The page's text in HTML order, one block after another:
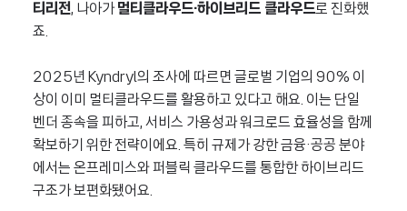
티리전, 나아가멀티클라우드·하이브리드 클라우드로 진화했
죠.
2025년 Kyndryl의 조사에 따르면 글로벌 기업의 90% 이
상이 이미 멀티클라우드를 활용하고 있다고 해요. 이는 단일
벤더 종속을 피하고, 서비스 가용성과 워크로드 효율성을 함께
확보하기 위한 전략이에요. 특히 규제가 강한 금융·공공 분야
에서는 온프레미스와 퍼블릭 클라우드를 통합한 하이브리드
구조가 보편화됐어요.